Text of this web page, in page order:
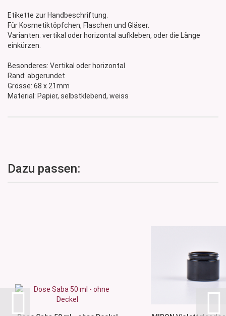
Etikette zur Handbeschriftung.
Für Kosmetiktöpfchen, Flaschen und Gläser.
Varianten: vertikal oder horizontal aufkleben, oder die Länge
einkürzen.
Besonderes: Vertikal oder horizontal
Rand: abgerundet
Grösse: 68 x 21mm
Material: Papier, selbstklebend, weiss
Dazu passen: